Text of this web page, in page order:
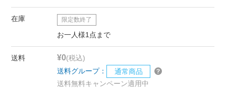
在庫 限定数終了
お一人様1点まで
送料 ¥0(税込)
送料グループ：
通常商品
送料無料キャンペーン適用中